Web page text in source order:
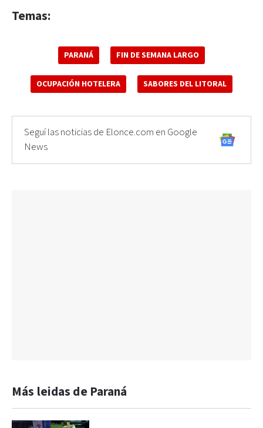
Temas:
PARANÁ FIN DE SEMANA LARGO
OCUPACIÓN HOTELERA SABORES DEL LITORAL
Seguí las noticias de Elonce.com en Google
News
Más leidas de Paraná